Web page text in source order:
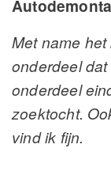
Met name
onderdeel
onderdeel
zoektocht.
vind ik fijn.